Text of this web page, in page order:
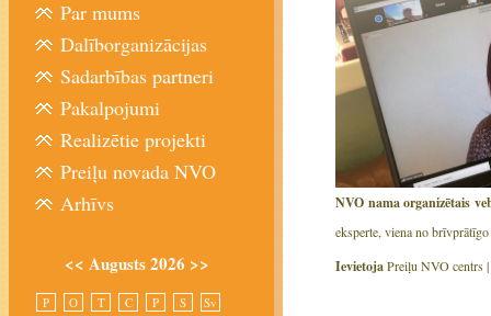
NVO nama organizētais
eksperte, viena no
IevietojaPreiļu NVO centrs |
Par mums
Dalīborganizācijas
Sadarbības partneri
Pakalpojumi
Realizētie projekti
Preiļu novada NVO
Arhīvs
<< Augusts 2026 >>
P O T C P S
Sv